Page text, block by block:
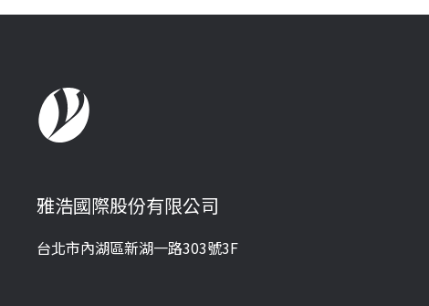
雅浩國際股份有限公司
台北市內湖區新湖一路303號3F